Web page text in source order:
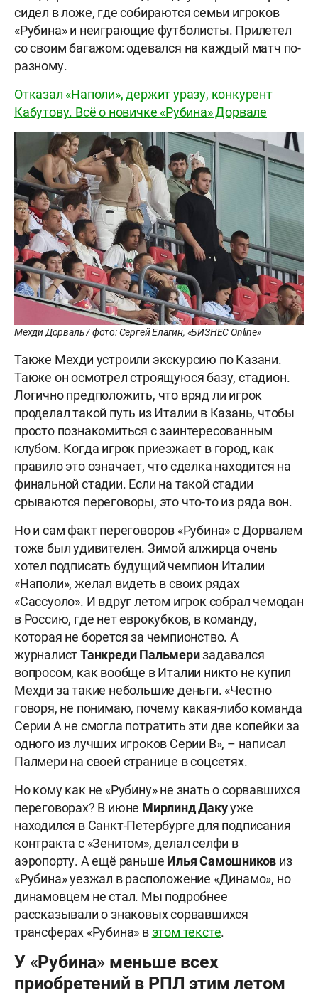
сидел в ложе, где собираются семьи игроков
«Рубина» и неиграющие футболисты. Прилетел
со своим багажом: одевался на каждый матч по-
разному.
Отказал «Наполи», держит уразу, конкурент
Кабутову. Всё о новичке «Рубина» Дорвале
Мехди Дорваль / фото: Сергей Елагин, «БИЗНЕС Online»
Также Мехди устроили экскурсию по Казани.
Также он осмотрел строящуюся базу, стадион.
Логично предположить, что вряд ли игрок
проделал такой путь из Италии в Казань, чтобы
просто познакомиться с заинтересованным
клубом. Когда игрок приезжает в город, как
правило это означает, что сделка находится на
финальной стадии. Если на такой стадии
срываются переговоры, это что-то из ряда вон.
Но и сам факт переговоров «Рубина» с Дорвалем
тоже был удивителен. Зимой алжирца очень
хотел подписать будущий чемпион Италии
«Наполи», желал видеть в своих рядах
«Сассуоло». И вдруг летом игрок собрал чемодан
в Россию, где нет еврокубков, в команду,
которая не борется за чемпионство. А
журналистТанкредиПальмеризадавался
вопросом, как вообще в Италии никто не купил
Мехди за такие небольшие деньги. «Честно
говоря, не понимаю, почему какая-либо команда
Серии А не смогла потратить эти две копейки за
одного из лучших игроков Серии В», – написал
Палмери на своей странице в соцсетях.
Но кому как не «Рубину» не знать о сорвавшихся
переговорах? В июне Мирлинд Дакууже
находился в Санкт-Петербурге для подписания
контракта с «Зенитом», делал селфи в
аэропорту. А ещё раньше Илья Самошников из
«Рубина» уезжал в расположение «Динамо», но
динамовцем не стал. Мы подробнее
рассказывали о знаковых сорвавшихся
трансферах «Рубина» в этом тексте.
У «Рубина» меньше всех
приобретений в РПЛ этим летом